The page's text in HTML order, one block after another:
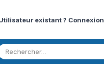
existant ? Connexion